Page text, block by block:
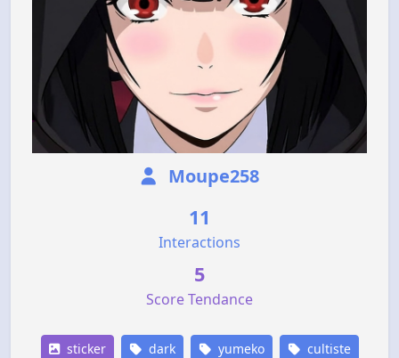
Moupe258
11
Interactions
5
Score Tendance
sticker dark yumeko cultiste